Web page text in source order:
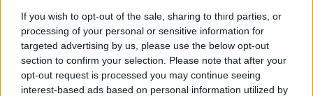
If you wish to opt-out of the sale, sharing to third parties, or
processing of your personal or sensitive information for
targeted advertising by us, please use the below opt-out
section to confirm your selection. Please note that after your
opt-out request is processed you may continue seeing
interest-based ads based on personal information utilized by